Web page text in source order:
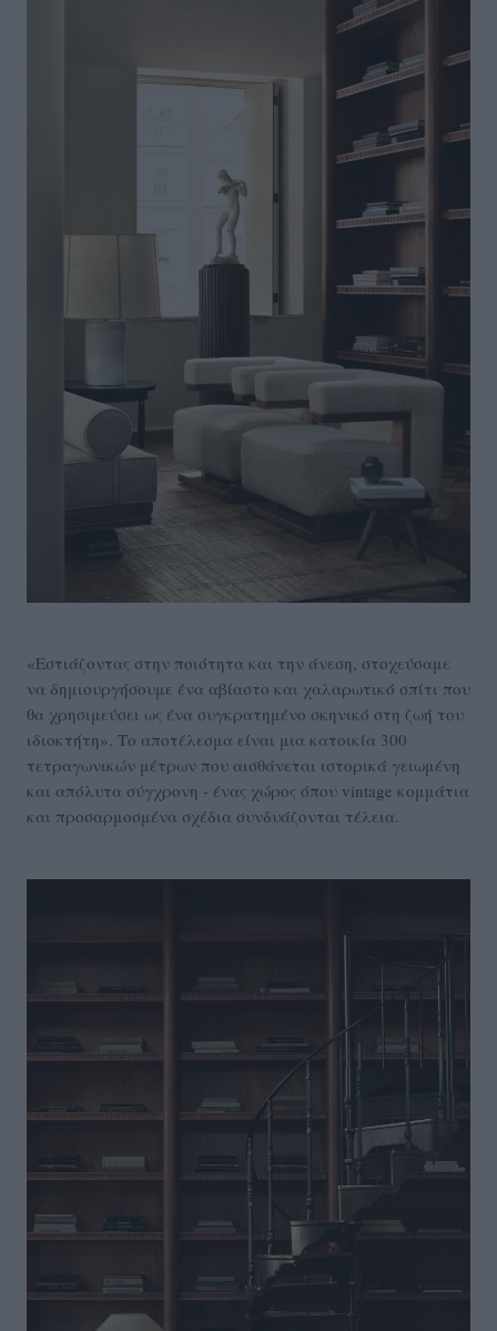
«Εστιάζοντας στην ποιότητα και την άνεση, στοχεύσαμε
να δημιουργήσουμε ένα αβίαστο και χαλαρωτικό σπίτι που
θα χρησιμεύσει ως ένα συγκρατημένο σκηνικό στη ζωή του
ιδιοκτήτη». Το αποτέλεσμα είναι μια κατοικία 300
τετραγωνικών μέτρων που αισθάνεται ιστορικά γειωμένη
και απόλυτα σύγχρονη - ένας χώρος όπου vintage κομμάτια
και προσαρμοσμένα σχέδια συνδυάζονται τέλεια.